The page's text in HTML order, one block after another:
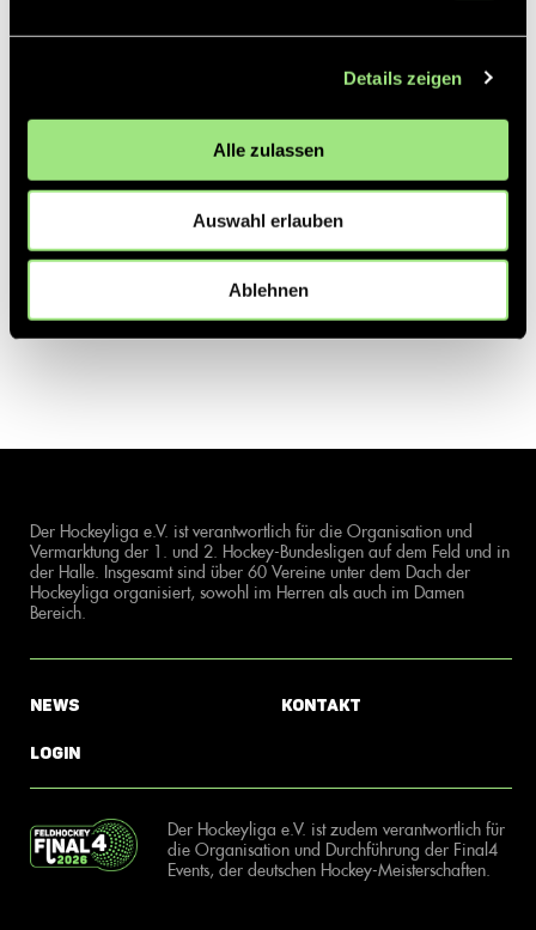
Details zeigen
Alle zulassen
Auswahl erlauben
Ablehnen
Der Hockeyliga e.V. ist verantwortlich für die Organisation und
Vermarktung der 1. und 2. Hockey-Bundesligen auf dem Feld und in
der Halle. Insgesamt sind über 60 Vereine unter dem Dach der
Hockeyliga organisiert, sowohl im Herren als auch im Damen
Bereich.
News
Login
Kontakt
Der Hockeyliga e.V. ist zudem verantwortlich für
die Organisation und Durchführung der Final4
Events, der deutschen Hockey-Meisterschaften.